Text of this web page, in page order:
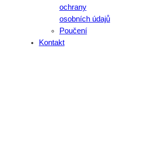
ochrany
osobních údajů
Poučení
Kontakt